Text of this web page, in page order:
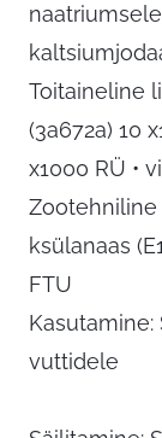
Toitaineline
(3a672a) 10
x1000 RÜ •
Zootehniline
ksülanaas
FTU
vuttidele